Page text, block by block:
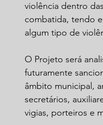
violência dentro
combatida, tendo
algum tipo de
O Projeto será
futuramente
âmbito municipal,
secretários,
vigias, porteiros e